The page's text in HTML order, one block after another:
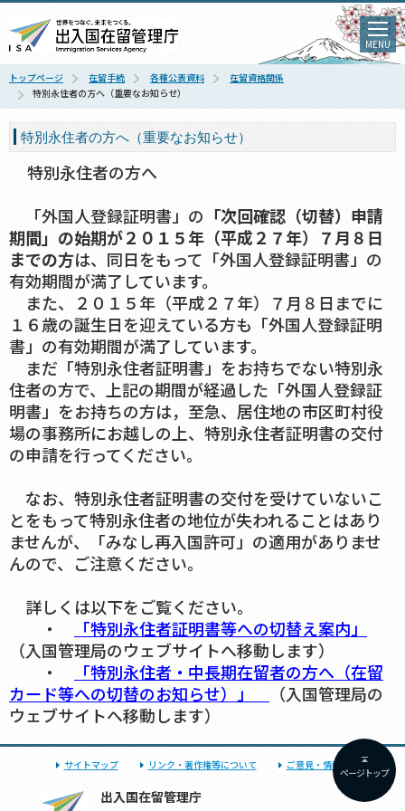
MENU
トップページ 在留手続 各種公表資料
在留資格関係
特別永住者の方へ（重要なお知らせ）
特別永住者の方へ（重要なお知らせ）
特別永住者の方へ
「外国人登録証明書」の 「次回確認（切替）申請
期間」の始期が２０１５年（平成２７年）７月８日
までの方は、同日をもって「外国人登録証明書」の
有効期間が満了しています。
また、２０１５年（平成２７年）７月８日までに
１６歳の誕生日を迎えている方も「外国人登録証明
書」の有効期間が満了しています。
まだ「特別永住者証明書」をお持ちでない特別永
住者の方で、上記の期間が経過した「外国人登録証
明書」をお持ちの方は，至急、居住地の市区町村役
場の事務所にお越しの上、特別永住者証明書の交付
の申請を行ってください。
なお、特別永住者証明書の交付を受けていないこ
とをもって特別永住者の地位が失われることはあり
ませんが、「みなし再入国許可」の適用がありませ
んので、ご注意ください。
詳しくは以下をご覧ください。
・
「特別永住者証明書等への切替え案内」
（入国管理局のウェブサイトへ移動します）
・
「特別永住者・中長期在留者の方へ（在留
カード等への切替のお知らせ）」
（入国管理局の
ウェブサイトへ移動します）
ページトップ
サイトマップ リンク・著作権等について ご意見・情報提供
出入国在留管理庁